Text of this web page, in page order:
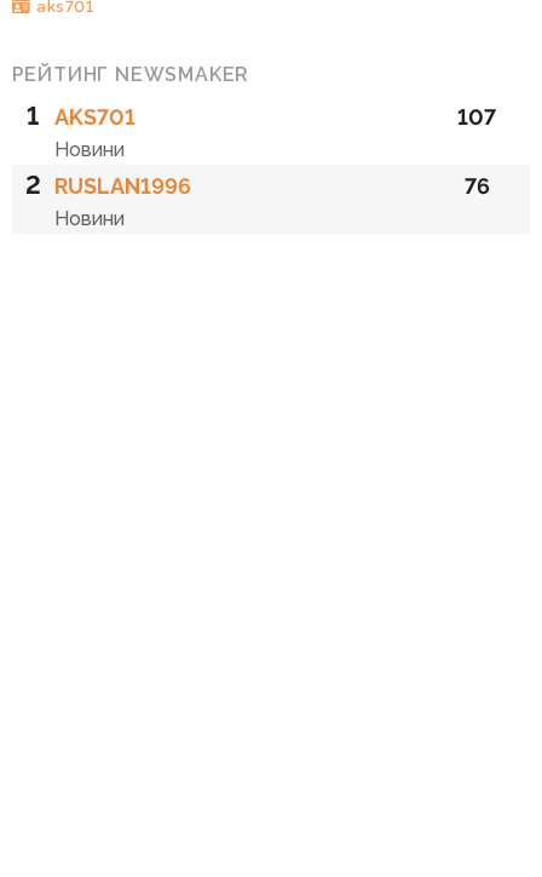
aks701
РЕЙТИНГ NEWSMAKER
1 AKS701
Новини
107
2 RUSLAN1996
Новини
76